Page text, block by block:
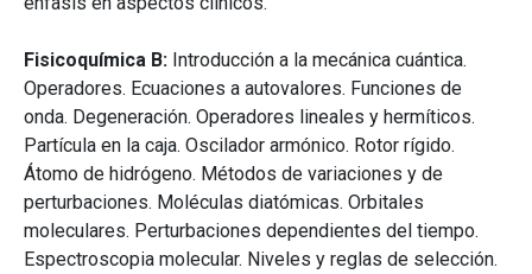
Fisicoquímica B: Introducción a la mecánica cuántica.
Operadores. Ecuaciones a autovalores. Funciones de
onda. Degeneración. Operadores lineales y hermíticos.
Partícula en la caja. Oscilador armónico. Rotor rígido.
Átomo de hidrógeno. Métodos de variaciones y de
perturbaciones. Moléculas diatómicas. Orbitales
moleculares. Perturbaciones dependientes del tiempo.
Espectroscopia molecular. Niveles y reglas de selección.